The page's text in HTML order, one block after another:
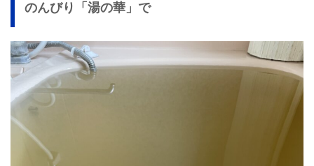
のんびり「湯の華」で